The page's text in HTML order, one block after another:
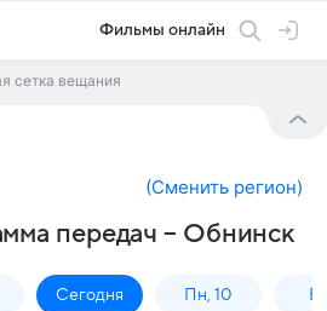
Фильмы онлайн
сетка вещания
(Сменить регион)
передач – Обнинск
Сегодня Пн, 10